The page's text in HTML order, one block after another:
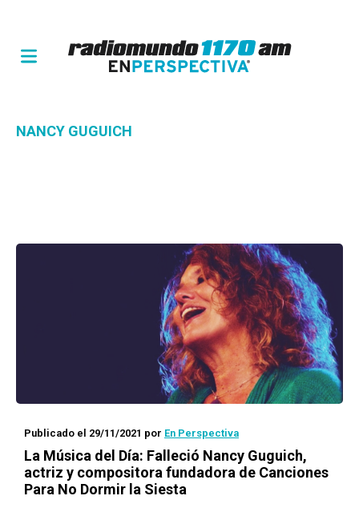
NANCY GUGUICH
Publicado el 29/11/2021 por En Perspectiva
La Música del Día: Falleció Nancy Guguich,
actriz y compositora fundadora de Canciones
Para No Dormir la Siesta